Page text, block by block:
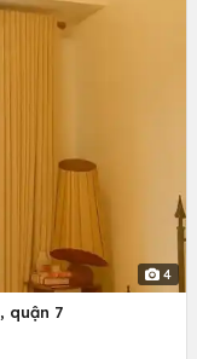
4
quận 7